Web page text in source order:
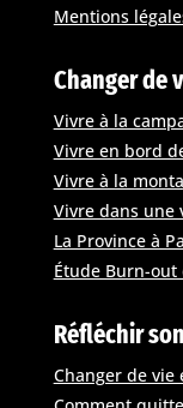
Mentions
Changer de
Vivre à la
Vivre en bord
Vivre à la
Vivre dans une
La Province à
Étude Burn-out
Réfléchir
Changer de